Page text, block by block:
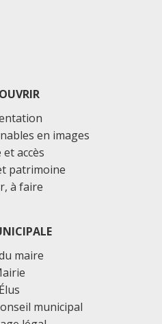
en images
et accès
patrimoine
à faire
maire
Élus
municipal